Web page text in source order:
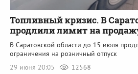
Топливный кризис. В
продлили лимит на
В Саратовской области до 15 июля
ограничения на розничный отпуск
29 июня 20:05
12568